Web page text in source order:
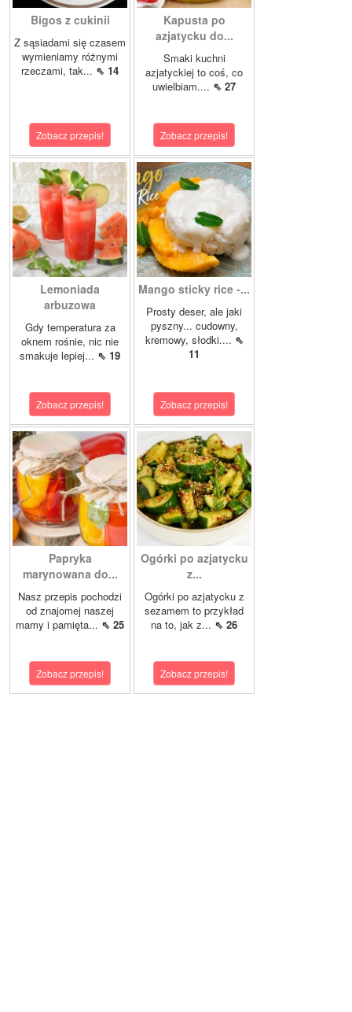
Bigos z cukinii
Z sąsiadami się czasem
wymieniamy różnymi
rzeczami, tak... ⇖ 14
Zobacz przepis!
Kapusta po
azjatycku do...
Smaki kuchni
azjatyckiej to coś, co
uwielbiam.... ⇖ 27
Zobacz przepis!
Lemoniada
arbuzowa
Gdy temperatura za
oknem rośnie, nic nie
smakuje lepiej... ⇖ 19
Zobacz przepis!
Mango sticky rice -...
Prosty deser, ale jaki
pyszny... cudowny,
kremowy, słodki.... ⇖
11
Zobacz przepis!
Papryka
marynowana do...
Nasz przepis pochodzi
od znajomej naszej
mamy i pamięta... ⇖ 25
Zobacz przepis!
Ogórki po azjatycku
z...
Ogórki po azjatycku z
sezamem to przykład
na to, jak z... ⇖ 26
Zobacz przepis!